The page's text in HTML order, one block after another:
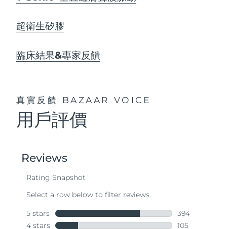
超衛生矽膠
臨床結果&專家反饋
真實反饋 BAZAAR VOICE
用戶評價